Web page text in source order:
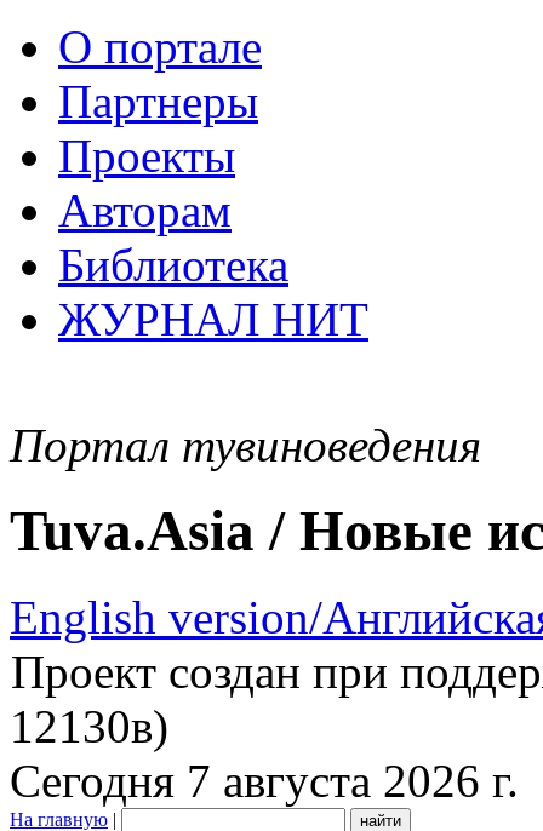
О портале
Партнеры
Проекты
Авторам
Библиотека
ЖУРНАЛ НИТ
Портал тувиноведения
Tuva.Asia / Новые
English version/
Проект создан при
12130в)
Сегодня 7 августа 2026 г.
На главную |